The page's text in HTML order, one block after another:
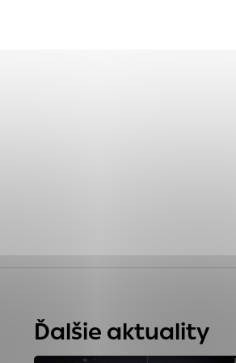
Ďalšie aktuality
uplatniteľnými
oblastiam